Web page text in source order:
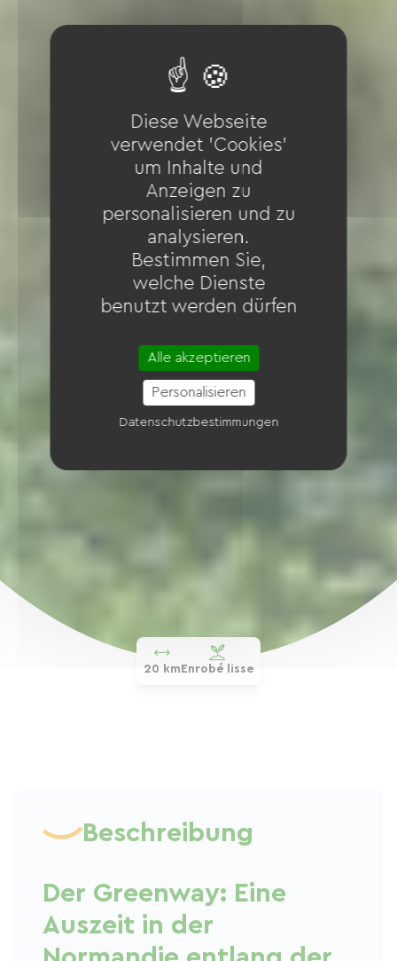
20 kmEnrobé lisse
Beschreibung
Der Greenway: Eine
Auszeit in der
Diese Webseite
verwendet 'Cookies'
um Inhalte und
Anzeigen zu
personalisieren und zu
analysieren.
Bestimmen Sie,
welche Dienste
benutzt werden dürfen
Alle akzeptieren
Personalisieren
Datenschutzbestimmungen